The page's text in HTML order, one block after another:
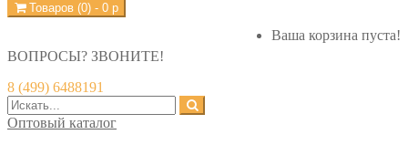
Товаров (0) - 0 р
Ваша корзина пуста!
ВОПРОСЫ? ЗВОНИТЕ!
8 (499) 6488191
Оптовый каталог